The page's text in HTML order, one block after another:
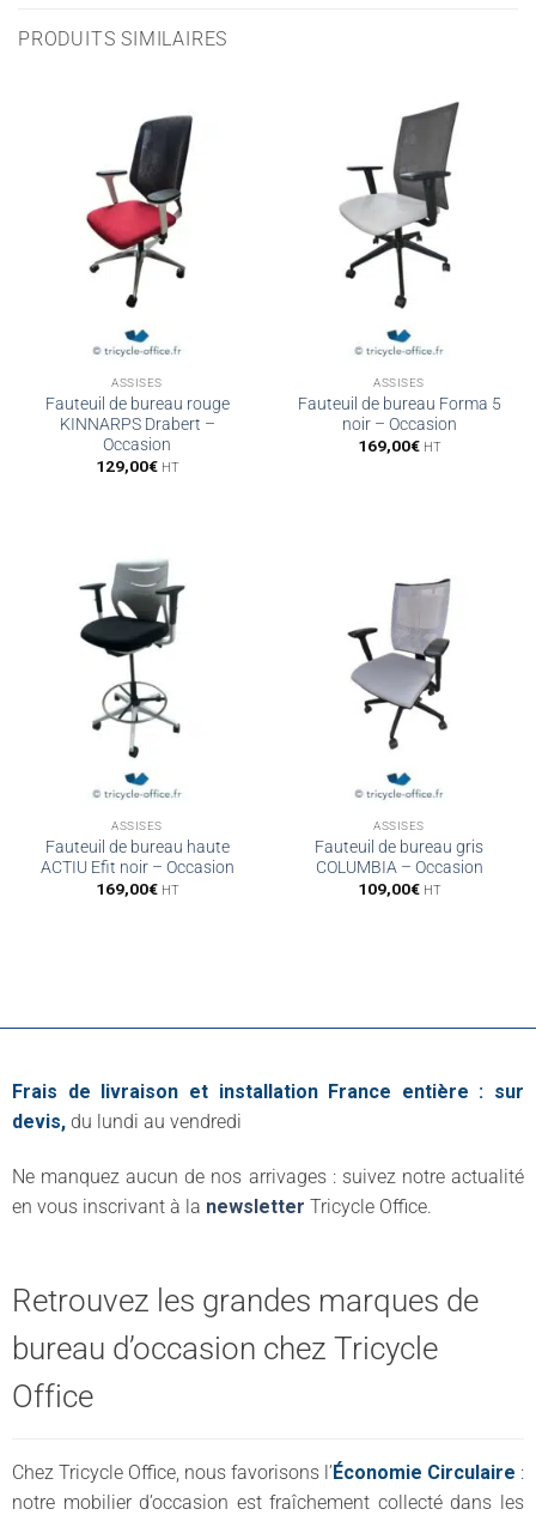
PRODUITS SIMILAIRES
ASSISES
Fauteuil de bureau rouge
KINNARPS Drabert –
Occasion
129,00€ HT
ASSISES
Fauteuil de bureau Forma 5
noir – Occasion
169,00€ HT
ASSISES
Fauteuil de bureau haute
ACTIU Efit noir – Occasion
169,00€ HT
ASSISES
Fauteuil de bureau gris
COLUMBIA – Occasion
109,00€ HT
Frais de livraison et installation France entière : sur
devis, du lundi au vendredi
Ne manquez aucun de nos arrivages : suivez notre actualité
en vous inscrivant à la newsletter Tricycle Office.
Retrouvez les grandes marques de
bureau d’occasion chez Tricycle
Office
Chez Tricycle Office, nous favorisons l’Économie Circulaire :
notre mobilier d’occasion est fraîchement collecté dans les